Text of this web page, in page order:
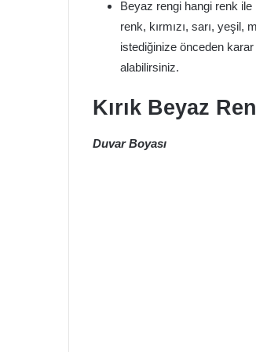
Beyaz rengi hangi renk ile
renk, kırmızı, sarı, yeşil,
istediğinize önceden karar
alabilirsiniz.
Kırık Beyaz
Duvar Boyası